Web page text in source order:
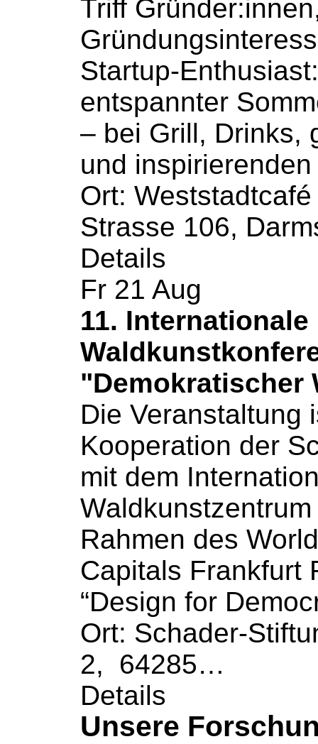
Triff
Startup-
entspannter
– bei Grill, Drinks,
und
Ort:
Strasse 106,
Details
Fr 21 Aug
11. Internationale
"Demokratischer
Die Veranstaltung
Kooperation der
mit dem
Rahmen des
Capitals Frankfurt
“Design for
Ort: Schader-
2, 64285…
Details
Unsere